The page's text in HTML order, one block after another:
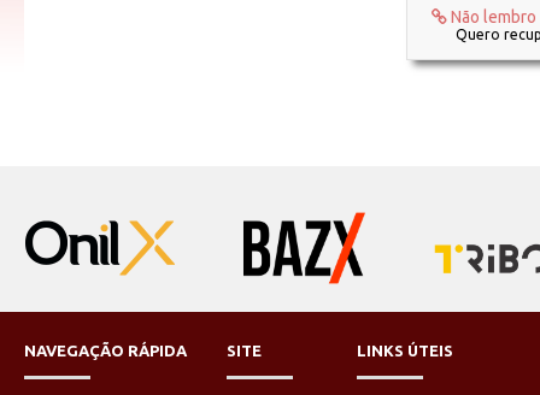
Não
Quero
NAVEGAÇÃO RÁPIDA SITE LINKS ÚTEIS